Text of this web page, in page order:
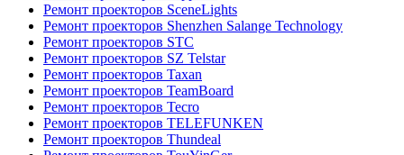
Ремонт проекторов SceneLights
Ремонт проекторов Shenzhen Salange Technology
Ремонт проекторов STC
Ремонт проекторов SZ Telstar
Ремонт проекторов Taxan
Ремонт проекторов TeamBoard
Ремонт проекторов Tecro
Ремонт проекторов TELEFUNKEN
Ремонт проекторов Thundeal